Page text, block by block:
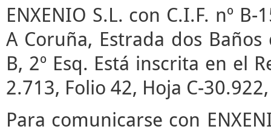
ENXENIO S.L. con C.I.F. nº
A Coruña, Estrada dos
B, 2º Esq. Está inscrita en el
2.713, Folio 42, Hoja C-
Para comunicarse con